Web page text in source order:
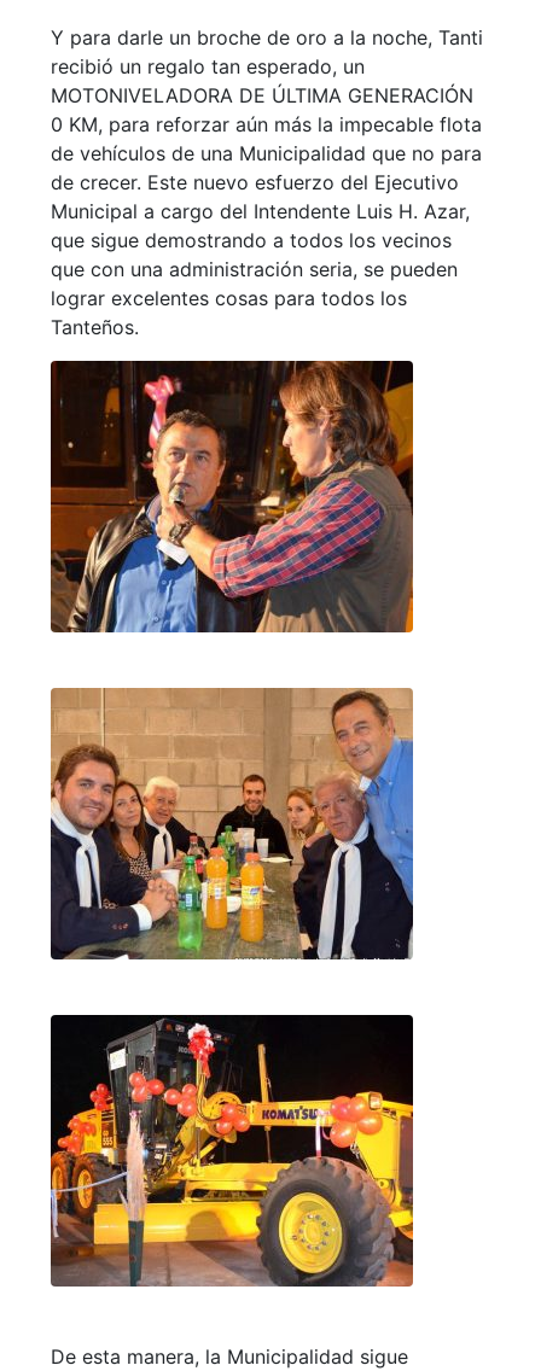
Y para darle un broche de oro a la noche, Tanti
recibió un regalo tan esperado, un
MOTONIVELADORA DE ÚLTIMA GENERACIÓN
0 KM, para reforzar aún más la impecable flota
de vehículos de una Municipalidad que no para
de crecer. Este nuevo esfuerzo del Ejecutivo
Municipal a cargo del Intendente Luis H. Azar,
que sigue demostrando a todos los vecinos
que con una administración seria, se pueden
lograr excelentes cosas para todos los
Tanteños.
De esta manera, la Municipalidad sigue